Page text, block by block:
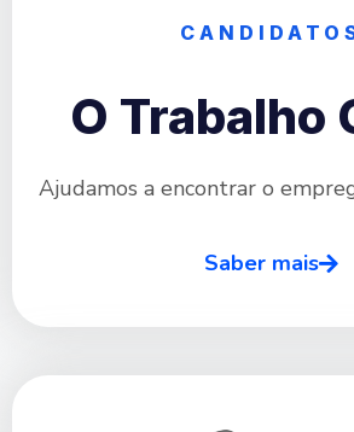
O Trabalho
Ajudamos a encontrar o
Saber mais